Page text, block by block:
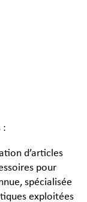
:
d’articles
pour
spécialisée
exploitées